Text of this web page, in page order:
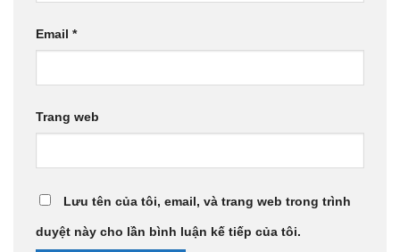
Email *
Trang web
Lưu tên của tôi, email, và trang web trong trình
duyệt này cho lần bình luận kế tiếp của tôi.